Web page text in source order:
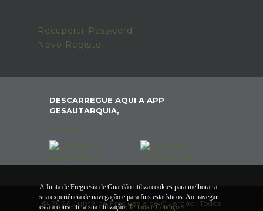
Recuperar Password
Novo Registo
DESCARREGUE AQUI A APP
GESAUTARQUIA,
© 2026 Junta de Freguesia de Guardão. Todos
A Junta de Freguesia de Guardão utiliza cookies para melhorar a
sua experiência de navegação e para fins estatísticos. Ao navegar
está a consentir a sua utilização.Termos e Condições